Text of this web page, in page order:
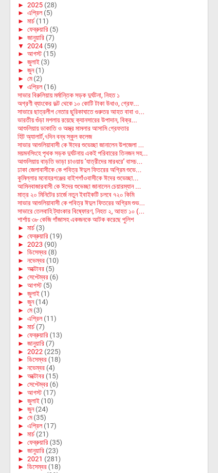
► 2025 (28)
► এপ্রিল (5)
► মার্চ (11)
► ফেব্রুয়ারি (5)
► জানুয়ারি (7)
▼ 2024 (59)
► আগস্ট (15)
► জুলাই (3)
► জুন (1)
► মে (2)
▼ এপ্রিল (16)
সাভার বিরুলিয়ায় মর্মান্তিক সড়ক দুর্ঘটনা, নিহত ১
অগ্রণী ব্যাংকের ভল্ট থেকে ১০ কোটি টাকা উধাও, গ্রেফ...
সাভারে ছাত্রলীগ নেতার ছুরিকাঘাতে গুরুতর আহত বাবা ও...
ভারতীয় গুঁড়া মশলায় রয়েছে ক্যানসারের উপাদান, বিক্র...
আশুলিয়ায় ডাকাতি ও অস্ত্র মামলার আসামি গ্রেফতার
হিট অ্যালার্ট,৭দিন বন্ধ স্কুল কলেজ
সাভার আশুলিয়াবাসী কে ঈদের শুভেচ্ছা জানালেন উপজেলা ...
ময়মনসিংহে পৃথক সড়ক দুর্ঘটনায় একই পরিবারের তিনজন সহ...
আশুলিয়ায় বাড়তি ভাড়া চাওয়ায় ‘যাত্রীদের মারধরে’ বাসচ...
ঢাকা জেলাবাসীকে কে পবিত্র ঈদুল ফিতরের অগ্রিম শুভে...
কুমিল্লার মনোহরগঞ্জের বাইশগাঁওবাসীকে ঈদের শুভেচ্ছা...
আমিনবাজারবাসী কে ঈদের শুভেচ্ছা জানালেন চেয়ারম্যান ...
মাত্র ২০ মিনিটের চার্জে নতুন ইবাইকটি চলবে ৭২০ কিমি
সাভার আশুলিয়াবাসী কে পবিত্র ঈদুল ফিতরের অগ্রিম শুভ...
সাভারে তেলবাহি ট্যাংকার বিষ্ফোরণ, নিহত ২, আহত ১০ (...
শার্শায় ৩৮ কেজি গাঁজাসহ একজনকে আটক করেছে পুলিশ
► মার্চ (3)
► ফেব্রুয়ারি (19)
► 2023 (90)
► ডিসেম্বর (8)
► নভেম্বর (10)
► অক্টোবর (5)
► সেপ্টেম্বর (6)
► আগস্ট (5)
► জুলাই (1)
► জুন (14)
► মে (3)
► এপ্রিল (11)
► মার্চ (7)
► ফেব্রুয়ারি (13)
► জানুয়ারি (7)
► 2022 (225)
► ডিসেম্বর (18)
► নভেম্বর (4)
► অক্টোবর (15)
► সেপ্টেম্বর (6)
► আগস্ট (17)
► জুলাই (10)
► জুন (24)
► মে (35)
► এপ্রিল (17)
► মার্চ (21)
► ফেব্রুয়ারি (35)
► জানুয়ারি (23)
► 2021 (281)
► ডিসেম্বর (18)